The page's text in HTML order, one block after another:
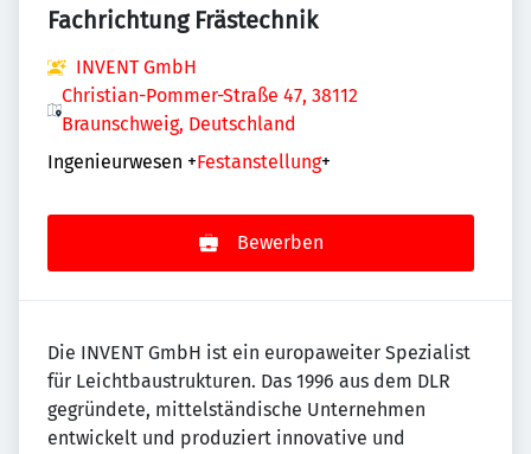
Fachrichtung Frästechnik
INVENT GmbH
Christian-Pommer-Straße 47, 38112
Braunschweig, Deutschland
Ingenieurwesen +Festanstellung+
Bewerben
Die INVENT GmbH ist ein europaweiter Spezialist
für Leichtbaustrukturen. Das 1996 aus dem DLR
gegründete, mittelständische Unternehmen
entwickelt und produziert innovative und